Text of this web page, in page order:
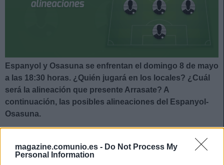
magazine.comunio.es - Do Not Process My
Personal Information
Espanyol y Osasuna se enfrentan el domingo 8 de mayo
a las 18:30 horas. ¿Quién jugará en los locales? ¿Cuál
será la alineación que presente Arrasate? A
continuación, las posibles alineaciones del Espanyol-
Osasuna.
Posible alineación: Diego López (Oier) – Aleix Vidal,